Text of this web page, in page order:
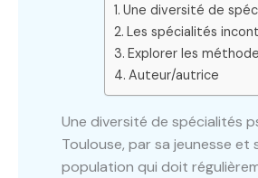
Une diversité de
Les spécialités
Explorer les
Auteur/autrice
Une diversité de spécialités
Toulouse, par sa jeunesse et
population qui doit